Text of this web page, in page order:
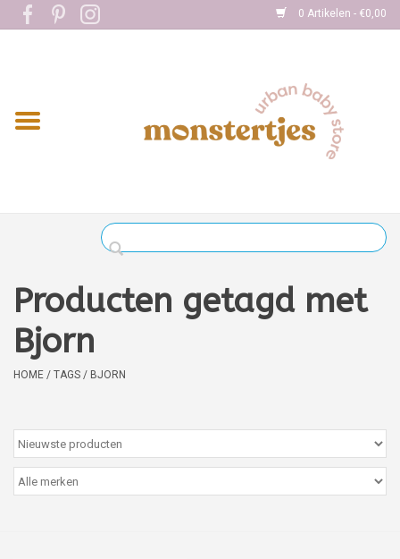
0 Artikelen - €0,00
Home
Kleding
Verzorging
Boekjes
kaartjes
Cadeaubon
Producten getagd met
Bjorn
HOME / TAGS / BJORN